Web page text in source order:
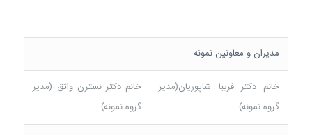
مدیران و معاونین نمونه
خانم دکتر فریبا شاپوریان(مدیر
گروه نمونه)
خانم دکتر نسترن واثق (مدیر
گروه نمونه)